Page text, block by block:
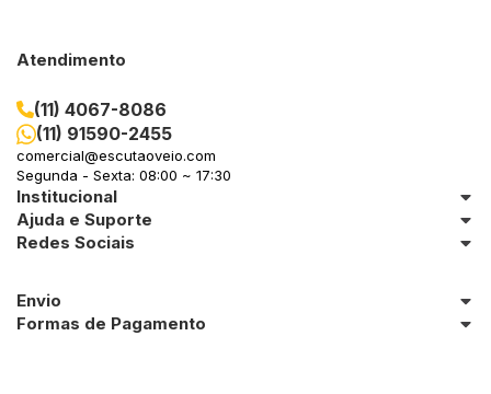
Atendimento
(11) 4067-8086
(11) 91590-2455
comercial@escutaoveio.com
Segunda - Sexta: 08:00 ~ 17:30
Institucional
Ajuda e Suporte
Redes Sociais
Envio
Formas de Pagamento